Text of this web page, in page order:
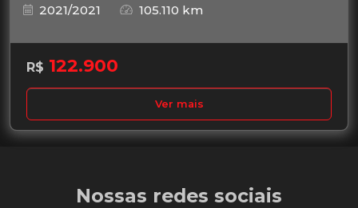
2021/2021
105.110 km
R$ 122.900
Ver mais
Nossas redes sociais